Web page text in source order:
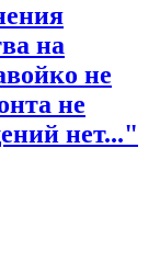
на
не
не
нет..."